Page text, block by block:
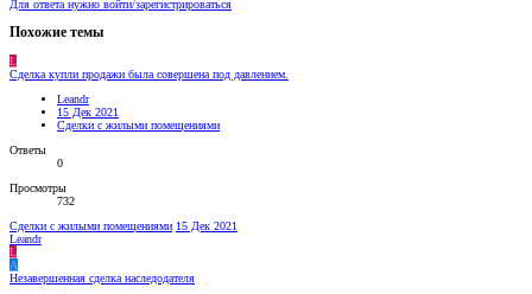
Для ответа нужно войти/зарегистрироваться
Похожие темы
L
Сделка купли продажи была совершена под давлением.
Leandr
15 Дек 2021
Сделки с жилыми помещениями
Ответы
0
Просмотры
732
Сделки с жилыми помещениями 15 Дек 2021
Leandr
L
A
Незавершенная сделка наследодателя